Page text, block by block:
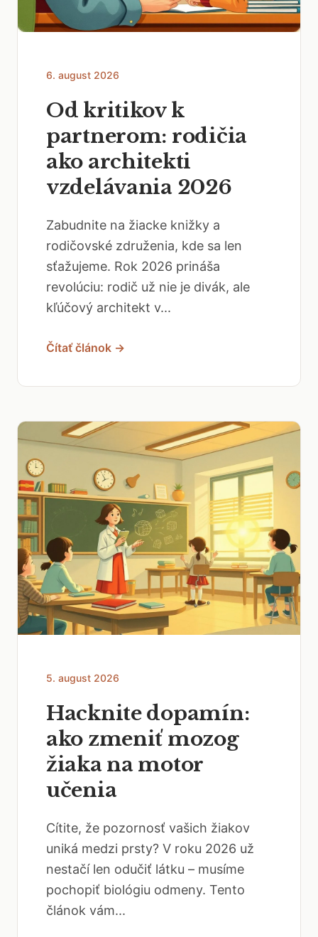
6. august 2026
Od kritikov k
partnerom: rodičia
ako architekti
vzdelávania 2026
Zabudnite na žiacke knižky a
rodičovské združenia, kde sa len
sťažujeme. Rok 2026 prináša
revolúciu: rodič už nie je divák, ale
kľúčový architekt v...
Čítať článok →
5. august 2026
Hacknite dopamín:
ako zmeniť mozog
žiaka na motor
učenia
Cítite, že pozornosť vašich žiakov
uniká medzi prsty? V roku 2026 už
nestačí len odučiť látku – musíme
pochopiť biológiu odmeny. Tento
článok vám...